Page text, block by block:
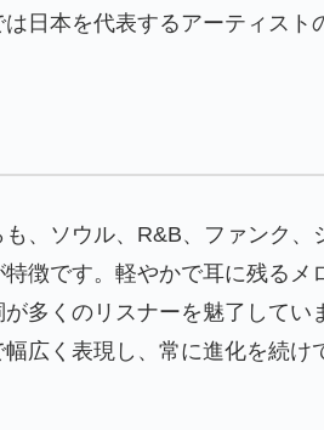
日本を代表するアーティスト
、ソウル、R&B、ファンク、
徴です。軽やかで耳に残るメ
多くのリスナーを魅了してい
広く表現し、常に進化を続け